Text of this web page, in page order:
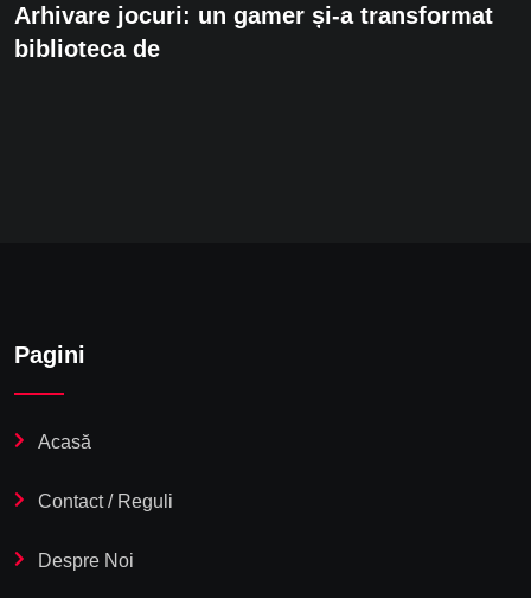
Amintiri din viitor: Kazeta vrea să readucă
jocurile
Pagini
Acasă
Contact / Reguli
Despre Noi